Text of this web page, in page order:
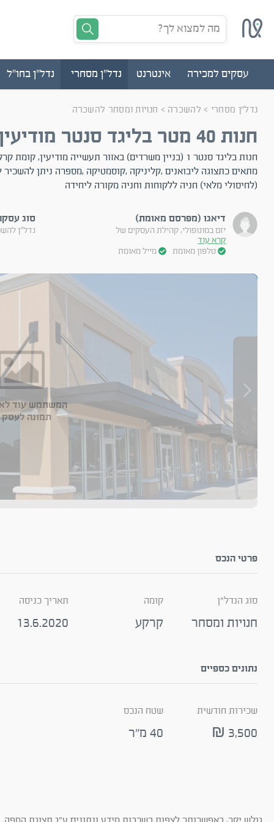
מה למצוא לך?
עסקים למכירה אינטרנט נדל"ן מסחרי נדל"ן בחו"ל
נדל"ן מסחרי > להשכרה > חנויות ומסחר להשכרה
חנות 40 מטר בליגד סנטר מודיעין
חנות בליגד סנטר 1 (בניין משרדים) באזור תעשייה מודיעין,
מתאים כתצוגה ליבואנים ,קליניקה ,קוסמטיקה ,מספרה ניתן
(לחיסולי מלאי) חניה ללקוחות וחניה מקורה ליחידה
דיאגו (מפרסם מאומת)
יזם במונופולי, קהילת העסקים של
קרא עוד
טלפון מאומת
מייל מאומת
סוג
נדל"ן
המשתמש עוד
תמונה לעסק
פרטי הנכס
סוג הנדל"ן
חנויות ומסחר
קומה
קרקע
תאריך כניסה
13.6.2020
נתונים כספיים
שכירות חודשית
3,500 ₪
שטח הנכס
40 מ"ר